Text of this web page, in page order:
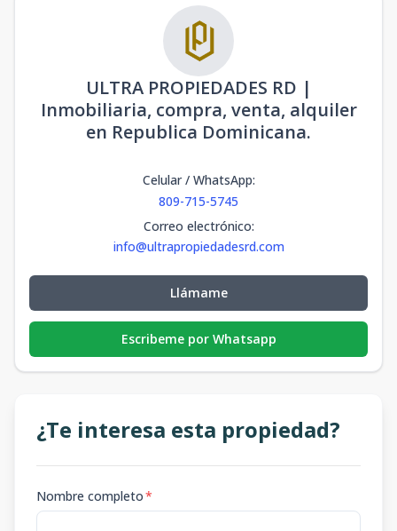
ULTRA PROPIEDADES RD |
Inmobiliaria, compra, venta, alquiler
en Republica Dominicana.
Celular / WhatsApp:
809-715-5745
Correo electrónico:
info@ultrapropiedadesrd.com
Llámame
Escribeme por Whatsapp
¿Te interesa esta propiedad?
Nombre completo*